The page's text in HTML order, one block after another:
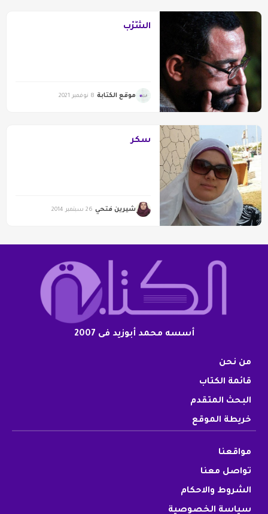
الشُّرْب
موقع الكتابة 8 نوفمبر 2021
سكر
شيرين فتحي 26 سبتمبر 2014
أسسه محمد أبوزيد فى 2007
من نحن
قائمة الكتاب
البحث المتقدم
خريطة الموقع
مواقعنا
تواصل معنا
الشروط والاحكام
سياسة الخصوصية